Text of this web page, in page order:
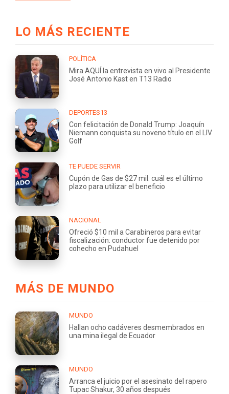
LO MÁS RECIENTE
POLÍTICA
Mira AQUÍ la entrevista en vivo al Presidente
José Antonio Kast en T13 Radio
DEPORTES13
Con felicitación de Donald Trump: Joaquín
Niemann conquista su noveno título en el LIV
Golf
TE PUEDE SERVIR
Cupón de Gas de $27 mil: cuál es el último
plazo para utilizar el beneficio
NACIONAL
Ofreció $10 mil a Carabineros para evitar
fiscalización: conductor fue detenido por
cohecho en Pudahuel
MÁS DE MUNDO
MUNDO
Hallan ocho cadáveres desmembrados en
una mina ilegal de Ecuador
MUNDO
Arranca el juicio por el asesinato del rapero
Tupac Shakur, 30 años después